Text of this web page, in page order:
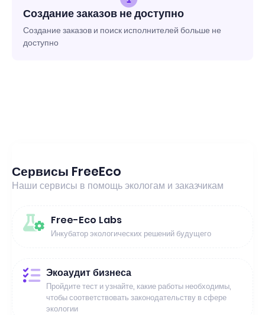
Создание заказов не доступно
Создание заказов и поиск исполнителей больше не
доступно
Сервисы FreeEco
Наши сервисы в помощь экологам и заказчикам
Free-Eco Labs
Инкубатор экологических решений будущего
Экоаудит бизнеса
Пройдите тест и узнайте, какие работы необходимы,
чтобы соответствовать законодательству в сфере
экологии